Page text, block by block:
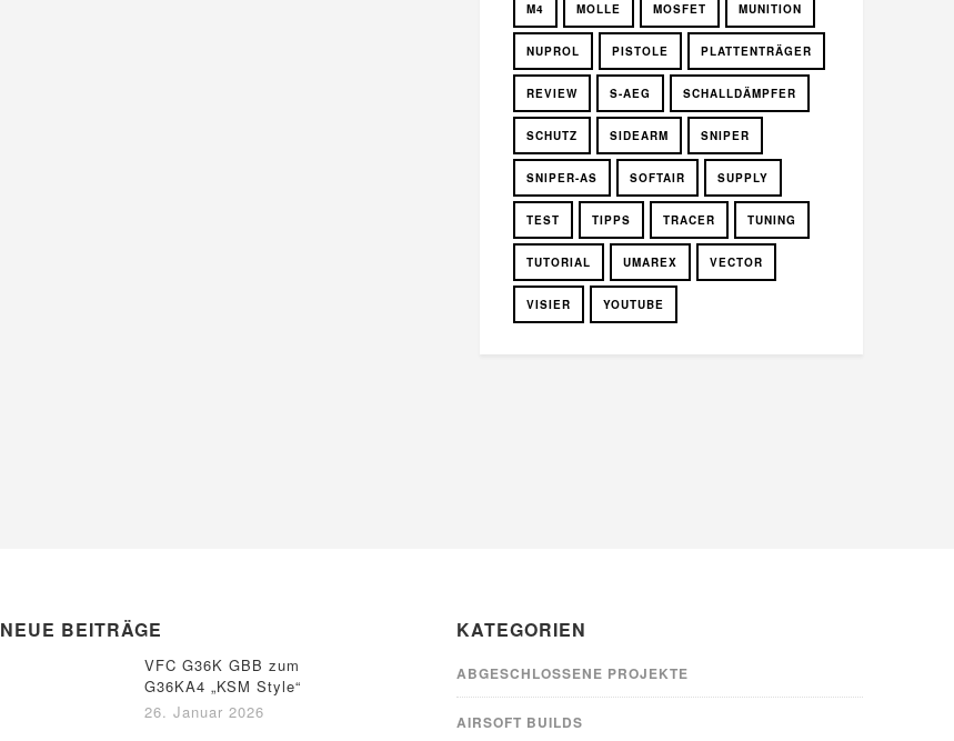
M4 MOLLE MOSFET MUNITION
NUPROL PISTOLE PLATTENTRÄGER
REVIEW S-AEG SCHALLDÄMPFER
SCHUTZ SIDEARM SNIPER
SNIPER-AS SOFTAIR SUPPLY
TEST TIPPS TRACER TUNING
TUTORIAL UMAREX VECTOR
VISIER YOUTUBE
NEUE BEITRÄGE
VFC G36K GBB zum
G36KA4 „KSM Style“
26. Januar 2026
KATEGORIEN
ABGESCHLOSSENE PROJEKTE
AIRSOFT BUILDS